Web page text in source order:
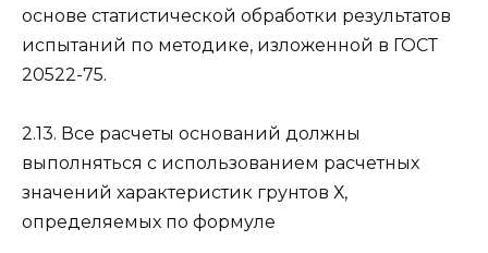
основе статистической обработки результатов
испытаний по методике, изложенной в ГОСТ
20522-75.
2.13. Все расчеты оснований должны
выполняться с использованием расчетных
значений характеристик грунтов Х,
определяемых по формуле